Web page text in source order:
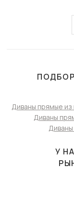
Диваны прямые
Диваны
У